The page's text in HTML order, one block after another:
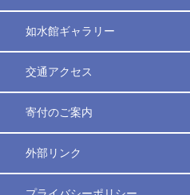
如水館ギャラリー
交通アクセス
寄付のご案内
外部リンク